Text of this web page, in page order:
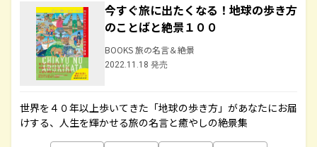
今すぐ旅に出たくなる！地球の歩き方
のことばと絶景１００
BOOKS 旅の名言＆絶景
2022.11.18 発売
世界を４０年以上歩いてきた「地球の歩き方」があなたにお届
けする、人生を輝かせる旅の名言と癒やしの絶景集